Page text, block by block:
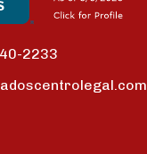
2233